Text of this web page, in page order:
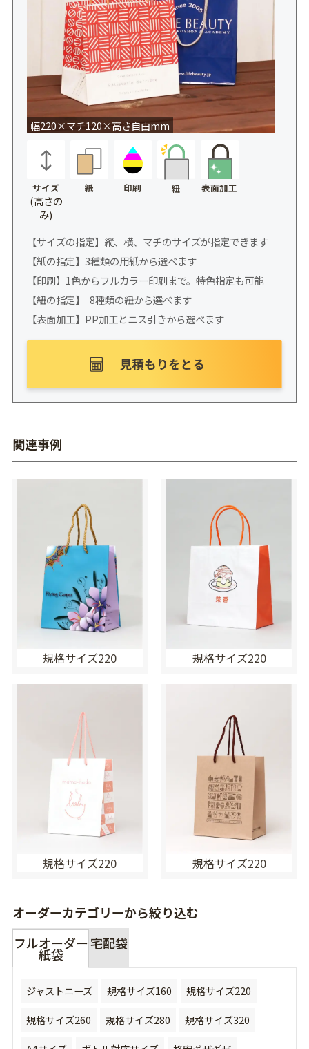
幅220×マチ120×高さ自由mm
サイズ
(高さの
み)
紙 印刷 紐 表面加工
【サイズの指定】縦、横、マチのサイズが指定できます
【紙の指定】3種類の用紙から選べます
【印刷】1色からフルカラー印刷まで。特色指定も可能
【紐の指定】 8種類の紐から選べます
【表面加工】PP加工とニス引きから選べます
関連事例
規格サイズ220 規格サイズ220
規格サイズ220 規格サイズ220
オーダーカテゴリーから絞り込む
フルオーダー
紙袋
宅配袋
ジャストニーズ 規格サイズ160
規格サイズ220
規格サイズ260
規格サイズ280
規格サイズ320